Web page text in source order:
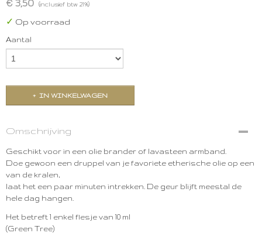
€ 3,50 (inclusief btw 21%)
✓ Op voorraad
Aantal
IN WINKELWAGEN
Omschrijving
Geschikt voor in een olie brander of lavasteen armband.
Doe gewoon een druppel van je favoriete etherische olie op een
van de kralen,
laat het een paar minuten intrekken. De geur blijft meestal de
hele dag hangen.
Het betreft 1 enkel flesje van 10 ml
(Green Tree)